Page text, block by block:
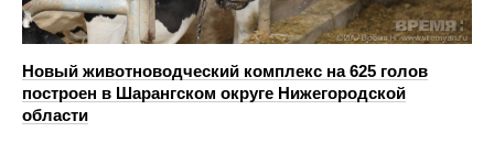
Новый животноводческий комплекс на 625 голов
построен в Шарангском округе Нижегородской
области